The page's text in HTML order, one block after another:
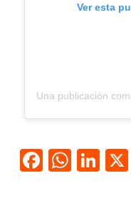
Ver esta
Una publicación
F W Li